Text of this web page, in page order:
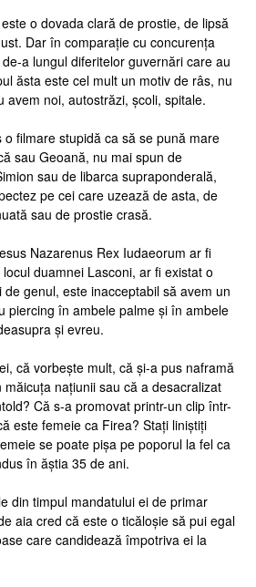
o dovada clară de prostie, de lipsă
Dar în comparație cu concurența
a lungul diferitelor guvernări care au
ăsta este cel mult un motiv de râs, nu
avem noi, autostrăzi, școli, spitale.
o filmare stupidă ca să se pună mare
sau Geoană, nu mai spun de
sau de libarca supraponderală,
pe cei care uzează de asta, de
sau de prostie crasă.
Nazarenus Rex Iudaeorum ar fi
duamnei Lasconi, ar fi existat o
genul, este inacceptabil să avem un
piercing în ambele palme și în ambele
și evreu.
că vorbește mult, că și-a pus naframă
națiunii sau că a desacralizat
Că s-a promovat printr-un clip într-
este femeie ca Firea? Stați liniștiți
se poate pișa pe poporul la fel ca
în ăștia 35 de ani.
din timpul mandatului ei de primar
aia cred că este o ticăloșie să pui egal
care candidează împotriva ei la